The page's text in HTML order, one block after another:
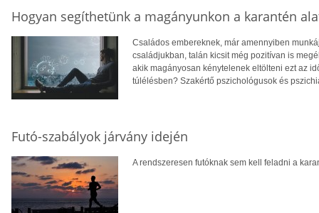
Hogyan segíthetünk a magányunkon a karantén
Családos embereknek, már amennyiben
családjukban, talán kicsit még pozitívan is
akik magányosan kénytelenek eltölteni ezt az
túlélésben? Szakértő pszichológusok és
Futó-szabályok járvány idején
A rendszeresen futóknak sem kell feladni a